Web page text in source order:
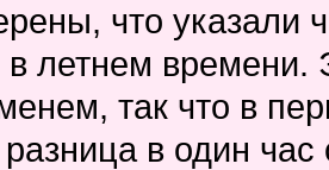
что указали
летнем времени.
так что в
разница в один